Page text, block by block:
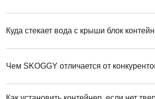
Куда стекает вода с крыши блок
Чем SKOGGY отличается от